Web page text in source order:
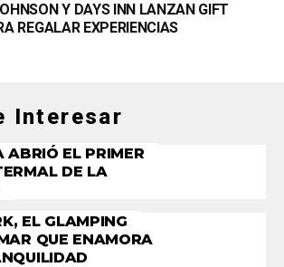
Y DAYS INN LANZAN GIFT
REGALAR EXPERIENCIAS
Interesar
ABRIÓ EL PRIMER
DE LA
EL GLAMPING
QUE ENAMORA